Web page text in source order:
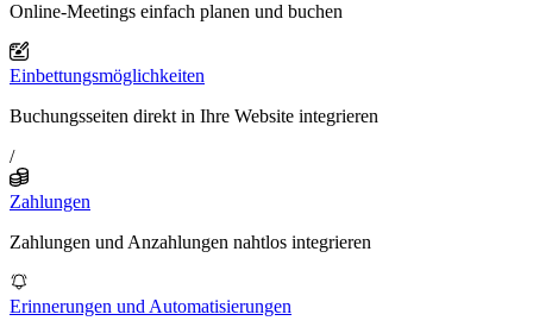
Online-Meetings einfach planen und buchen
Einbettungsmöglichkeiten
Buchungsseiten direkt in Ihre Website integrieren
/
Zahlungen
Zahlungen und Anzahlungen nahtlos integrieren
Erinnerungen und Automatisierungen